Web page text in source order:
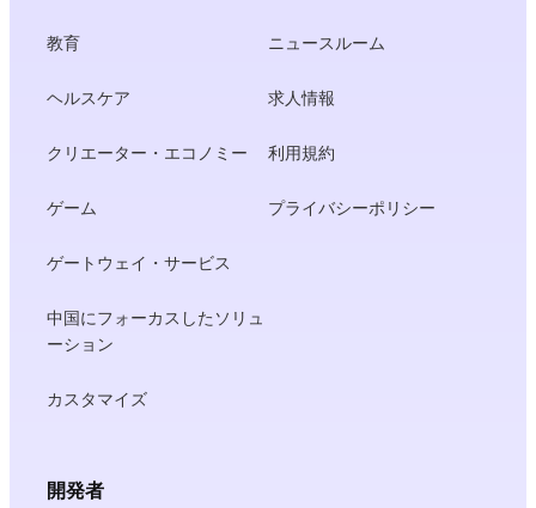
教育
ヘルスケア
クリエーター・エコノミー
ゲーム
ゲートウェイ・サービス
中国にフォーカスしたソリュ
ーション
カスタマイズ
ニュースルーム
求人情報
利用規約
プライバシーポリシー
開発者